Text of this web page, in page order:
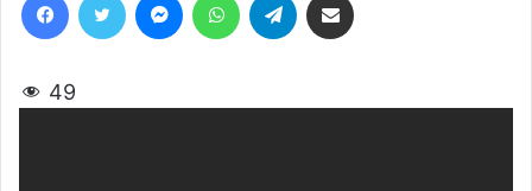
49